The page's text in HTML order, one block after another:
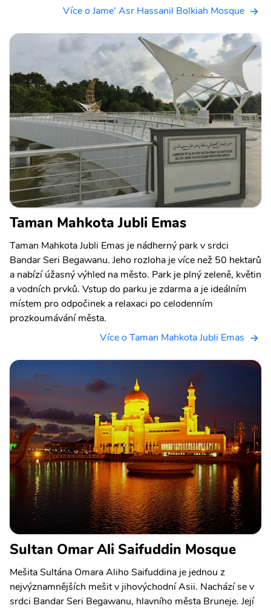
Více o Jame' Asr Hassanil Bolkiah Mosque
Taman Mahkota Jubli Emas
Taman Mahkota Jubli Emas je nádherný park v srdci
Bandar Seri Begawanu. Jeho rozloha je více než 50 hektarů
a nabízí úžasný výhled na město. Park je plný zeleně, květin
a vodních prvků. Vstup do parku je zdarma a je ideálním
místem pro odpočinek a relaxaci po celodenním
prozkoumávání města.
Více o Taman Mahkota Jubli Emas
Sultan Omar Ali Saifuddin Mosque
Mešita Sultána Omara Aliho Saifuddina je jednou z
nejvýznamnějších mešit v jihovýchodní Asii. Nachází se v
srdci Bandar Seri Begawanu, hlavního města Bruneje. Její